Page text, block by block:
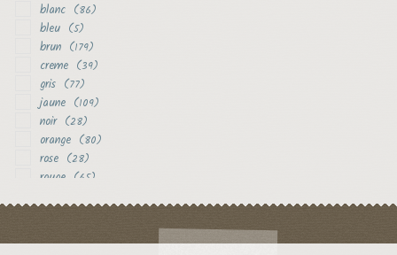
blanc (86)
bleu (5)
brun (179)
creme (39)
gris (77)
jaune (109)
noir (28)
orange (80)
rose (28)
rouge (65)